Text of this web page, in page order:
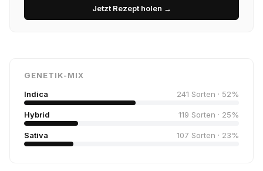
Jetzt Rezept holen →
GENETIK-MIX
Indica
241 Sorten · 52%
Hybrid 119 Sorten · 25%
Sativa 107 Sorten · 23%